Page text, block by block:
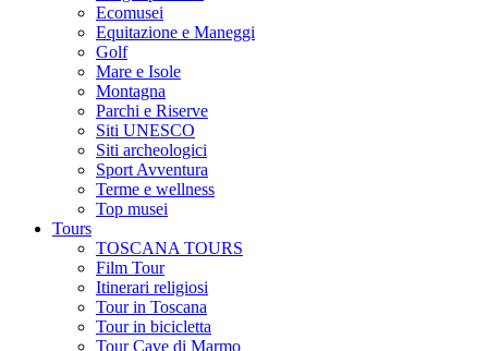
Ecomusei
Equitazione e Maneggi
Golf
Mare e Isole
Montagna
Parchi e Riserve
Siti UNESCO
Siti archeologici
Sport Avventura
Terme e wellness
Top musei
Tours
TOSCANA TOURS
Film Tour
Itinerari religiosi
Tour in Toscana
Tour in bicicletta
Tour Cave di Marmo